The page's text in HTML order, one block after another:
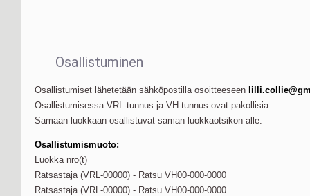
Osallistuminen
Osallistumiset lähetetään sähköpostilla osoitteeseen
Osallistumisessa VRL-tunnus ja VH-tunnus ovat pakollisia.
Samaan luokkaan osallistuvat saman luokkaotsikon alle.
Osallistumismuoto:
Luokka nro(t)
Ratsastaja (VRL-00000) - Ratsu VH00-000-0000
Ratsastaja (VRL-00000) - Ratsu VH00-000-0000